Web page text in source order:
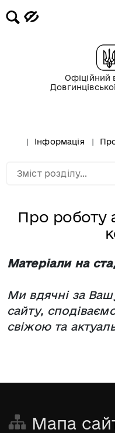
Офіційний
Інформація
Про роботу
Матеріали на
Ми вдячні за
сайту,
свіжою та
Зміст розділу...
Списки
на
Про роботу
Мапа